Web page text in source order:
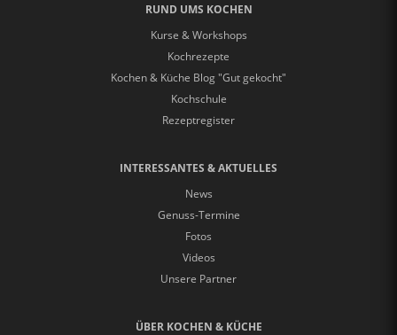
RUND UMS KOCHEN
Kurse & Workshops
Kochrezepte
Kochen & Küche Blog "Gut gekocht"
Kochschule
Rezeptregister
INTERESSANTES & AKTUELLES
News
Genuss-Termine
Fotos
Videos
Unsere Partner
ÜBER KOCHEN & KÜCHE